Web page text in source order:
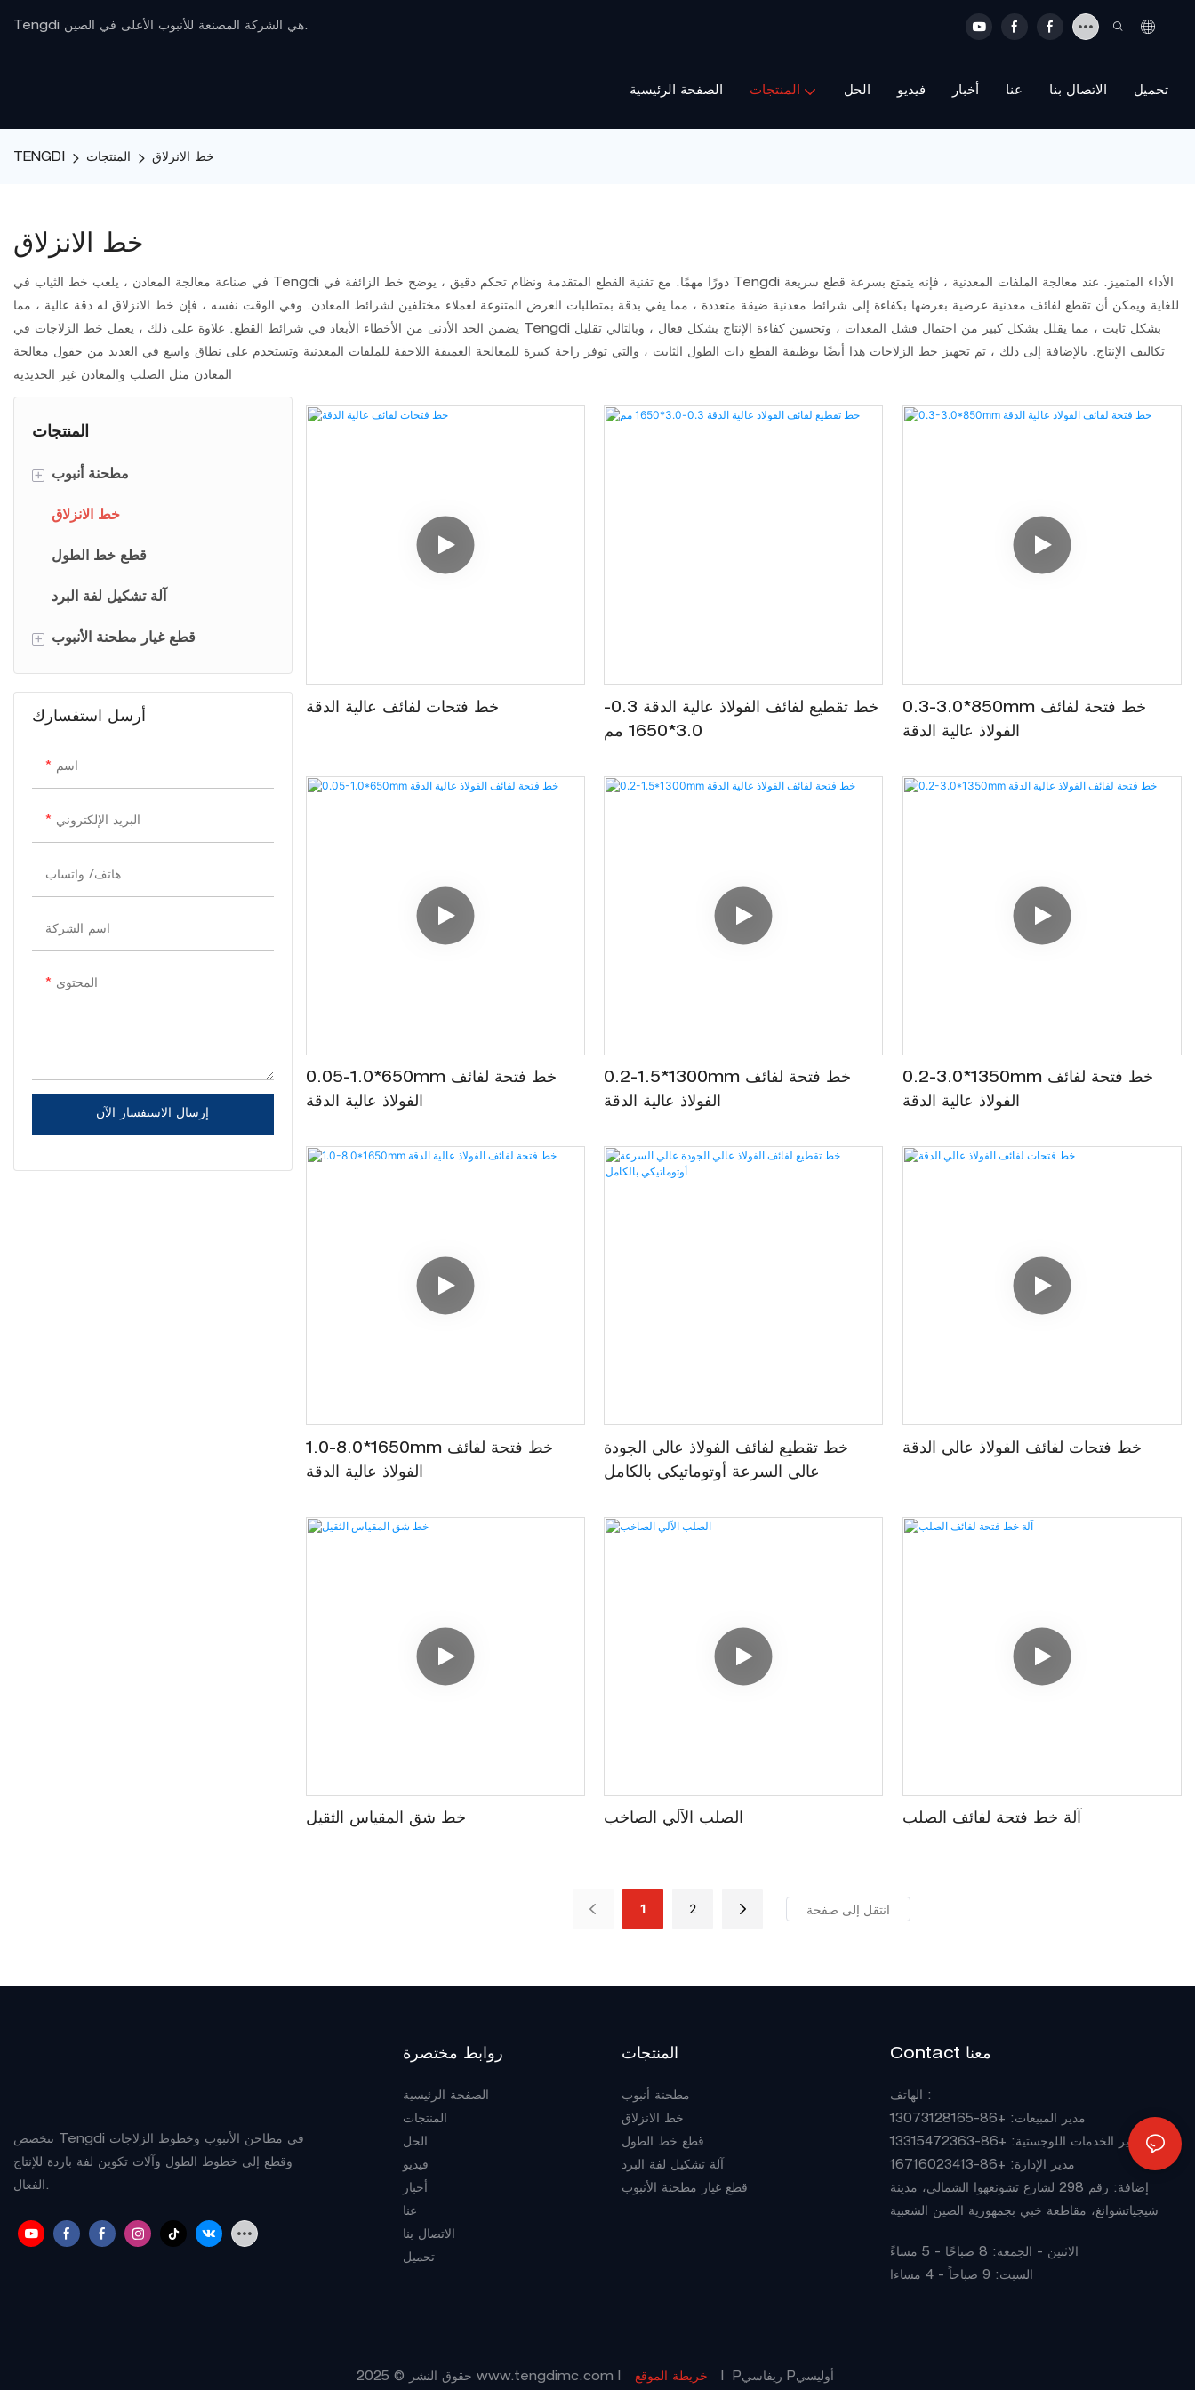
Tengdi هي الشركة المصنعة للأنبوب الأعلى في الصين.
الصفحة الرئيسية المنتجات الحل فيديو أخبار عنا الاتصال بنا تحميل
TENGDI المنتجات خط الانزلاق
خط الانزلاق
في صناعة معالجة المعادن ، يلعب خط الثياب في Tengdi دورًا مهمًا. مع تقنية القطع المتقدمة ونظام تحكم دقيق ، يوضح خط الزائفة في Tengdi الأداء المتميز. عند معالجة الملفات المعدنية ، فإنه يتمتع بسرعة قطع سريعة
للغاية ويمكن أن تقطع لفائف معدنية عرضية بعرضها بكفاءة إلى شرائط معدنية ضيقة متعددة ، مما يفي بدقة بمتطلبات العرض المتنوعة لعملاء مختلفين لشرائط المعادن. وفي الوقت نفسه ، فإن خط الانزلاق له دقة عالية ، مما
يضمن الحد الأدنى من الأخطاء الأبعاد في شرائط القطع. علاوة على ذلك ، يعمل خط الزلاجات في Tengdi بشكل ثابت ، مما يقلل بشكل كبير من احتمال فشل المعدات ، وتحسين كفاءة الإنتاج بشكل فعال ، وبالتالي تقليل
تكاليف الإنتاج. بالإضافة إلى ذلك ، تم تجهيز خط الزلاجات هذا أيضًا بوظيفة القطع ذات الطول الثابت ، والتي توفر راحة كبيرة للمعالجة العميقة اللاحقة للملفات المعدنية وتستخدم على نطاق واسع في العديد من حقول معالجة
المعادن مثل الصلب والمعادن غير الحديدية
المنتجات
+ مطحنة أنبوب
uncoiler
آلة اللحام بعقب القص
تراكم الشريط
منشار الطيران
آلة مواجهة نهاية الأنابيب
آلة استقامة الأنابيب
آلة تعبئة الأنابيب
خط الانزلاق
قطع خط الطول
آلة تشكيل لفة البرد
+ قطع غيار مطحنة الأنبوب
لفات مطحنة الأنبوب
شرق المنشار الطيران
أرسل استفسارك
اسم
البريد الإلكتروني
هاتف/ واتساب
اسم الشركة
المحتوى
إرسال الاستفسار الآن
خط فتحات لفائف عالية الدقة
خط تقطيع لفائف الفولاذ عالية الدقة 0.3-
3.0*1650 مم
0.3-3.0*850mm خط فتحة لفائف
الفولاذ عالية الدقة
0.05-1.0*650mm خط فتحة لفائف
الفولاذ عالية الدقة
0.2-1.5*1300mm خط فتحة لفائف
الفولاذ عالية الدقة
0.2-3.0*1350mm خط فتحة لفائف
الفولاذ عالية الدقة
1.0-8.0*1650mm خط فتحة لفائف
الفولاذ عالية الدقة
خط تقطيع لفائف الفولاذ عالي الجودة
عالي السرعة أوتوماتيكي بالكامل
خط فتحات لفائف الفولاذ عالي الدقة
خط شق المقياس الثقيل الصلب الآلي الصاخب آلة خط فتحة لفائف الصلب
1 2
تتخصص Tengdi في مطاحن الأنبوب وخطوط الزلاجات
وقطع إلى خطوط الطول وآلات تكوين لفة باردة للإنتاج
الفعال.
روابط مختصرة
الصفحة الرئيسية
المنتجات
الحل
فيديو
أخبار
عنا
الاتصال بنا
تحميل
المنتجات
مطحنة أنبوب
خط الانزلاق
قطع خط الطول
آلة تشكيل لفة البرد
قطع غيار مطحنة الأنبوب
Contact معنا
الهاتف
:
مدير المبيعات : +86-13073128165
مدير الخدمات اللوجستية: +86-13315472363
مدير الإدارة: +86-16716023413
إضافة: رقم 298 لشارع تشونغهوا الشمالي، مدينة
شيجياتشوانغ، مقاطعة خبي بجمهورية الصين الشعبية
الاثنين - الجمعة: 8 صباحًا - 5 مساءً
السبت: 9 صباحاً - 4 مساءا
www.tengdimc.com | |